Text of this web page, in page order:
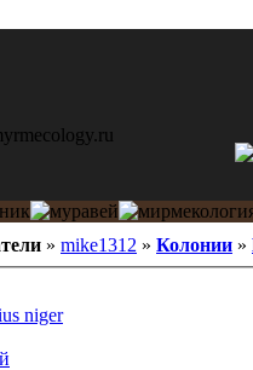
» mike1312 » Колонии »
niger